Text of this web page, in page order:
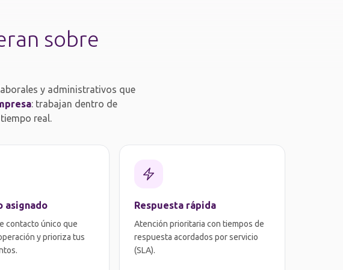
sobre
y administrativos que
: trabajan dentro de
real.
asignado
contacto único que
y prioriza tus
Respuesta rápida
Atención prioritaria con tiempos de
respuesta acordados por servicio
(SLA).